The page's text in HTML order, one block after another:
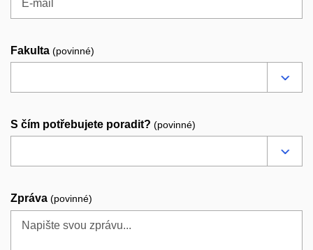
Fakulta (povinné)
S čím potřebujete poradit? (povinné)
Zpráva (povinné)